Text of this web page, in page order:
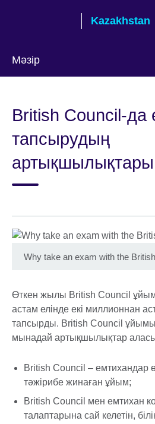
Kazakhstan
Мәзір
British Council-да
тапсырудың
артықшылықтары
Why take an exam with the
Өткен жылы British Council
астам елінде екі миллионнан
тапсырды. British Council
мынадай артықшылықтар
British Council – емтихандар
тәжірибе жинаған ұйым;
British Council мен емтихан
талаптарына сай келетін,